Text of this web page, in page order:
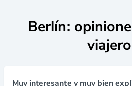
Berlín:
Muy interesante y muy bien